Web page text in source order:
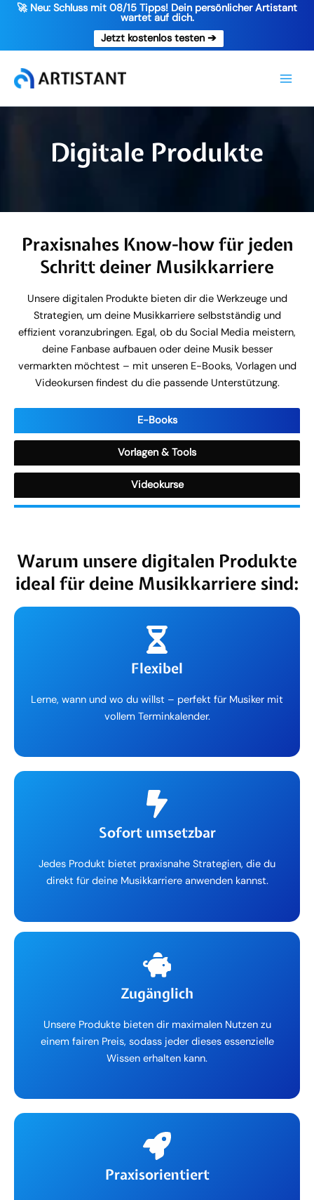
🚀 Neu: Schluss mit 08/15 Tipps! Dein persönlicher Artistant
wartet auf dich.
Jetzt kostenlos testen ➔
Inhalt
springen
Digitale Produkte
Praxisnahes Know-how für jeden
Schritt deiner Musikkarriere
Unsere digitalen Produkte bieten dir die Werkzeuge und
Strategien, um deine Musikkarriere selbstständig und
effizient voranzubringen. Egal, ob du Social Media meistern,
deine Fanbase aufbauen oder deine Musik besser
vermarkten möchtest – mit unseren E-Books, Vorlagen und
Videokursen findest du die passende Unterstützung.
E-Books
Vorlagen & Tools
Videokurse
Warum unsere digitalen Produkte
ideal für deine Musikkarriere sind:
Flexibel
Lerne, wann und wo du willst – perfekt für Musiker mit
vollem Terminkalender.
Sofort umsetzbar
Jedes Produkt bietet praxisnahe Strategien, die du
direkt für deine Musikkarriere anwenden kannst.
Zugänglich
Unsere Produkte bieten dir maximalen Nutzen zu
einem fairen Preis, sodass jeder dieses essenzielle
Wissen erhalten kann.
Praxisorientiert